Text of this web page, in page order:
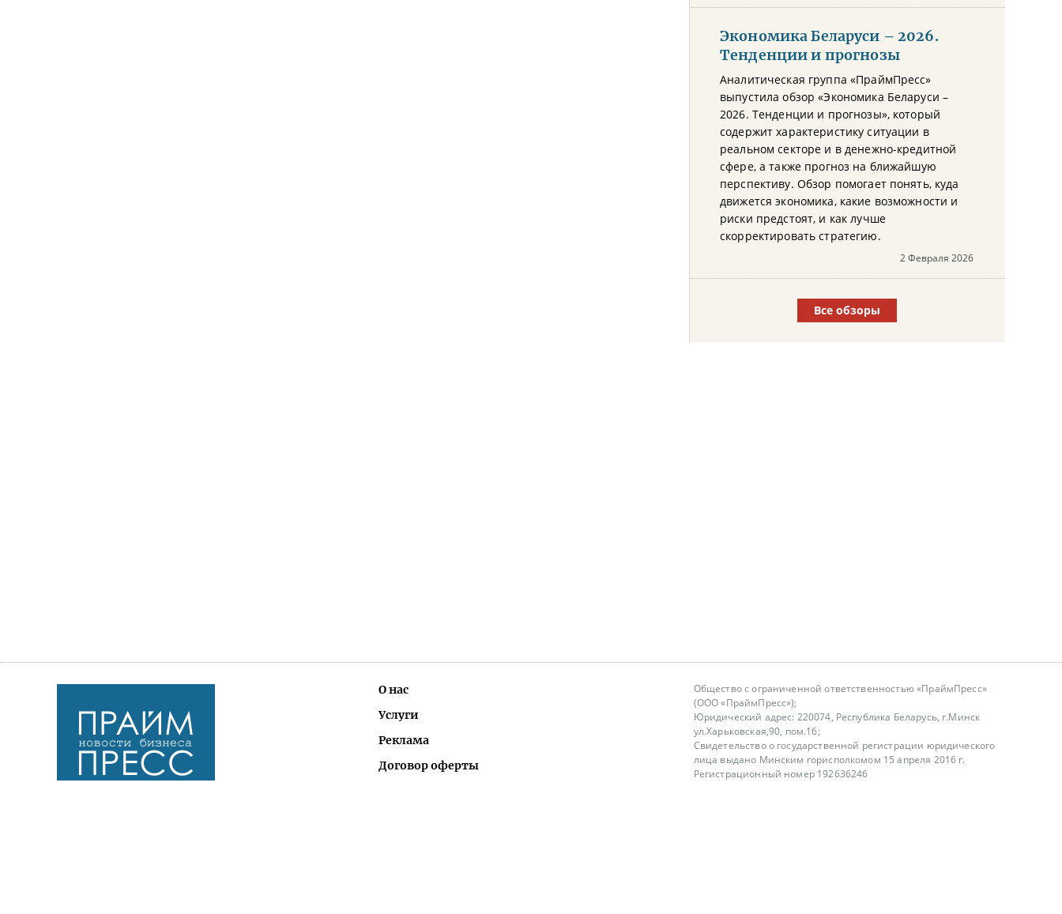
Экономика Беларуси – 2026.
Тенденции и прогнозы
Аналитическая группа «ПраймПресс»
выпустила обзор «Экономика Беларуси –
2026. Тенденции и прогнозы», который
содержит характеристику ситуации в
реальном секторе и в денежно-кредитной
сфере, а также прогноз на ближайшую
перспективу. Обзор помогает понять, куда
движется экономика, какие возможности и
риски предстоят, и как лучше
скорректировать стратегию.
2 Февраля 2026
Все обзоры
О нас
Услуги
Реклама
Договор оферты
Общество с ограниченной ответственностью «ПраймПресс»
(ООО «ПраймПресс»);
Юридический адрес: 220074, Республика Беларусь, г.Минск
ул.Харьковская,90, пом.16;
Свидетельство о государственной регистрации юридического
лица выдано Минским горисполкомом 15 апреля 2016 г.
Регистрационный номер 192636246